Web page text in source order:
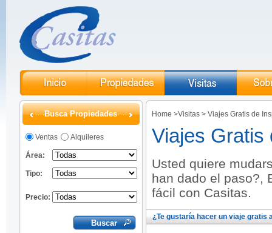
Busca Propiedades
Ventas Alquileres
Área:
Tipo:
Precio:
Home >Visitas > Viajes Gratis de
Viajes Gratis
Usted quiere
han dado el paso?,
fácil con Casitas.
¿Te gustaría hacer un viaje gratis